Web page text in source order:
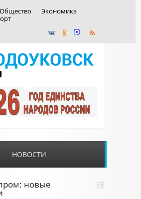
Общество
Экономика
НОВОСТИ
новые